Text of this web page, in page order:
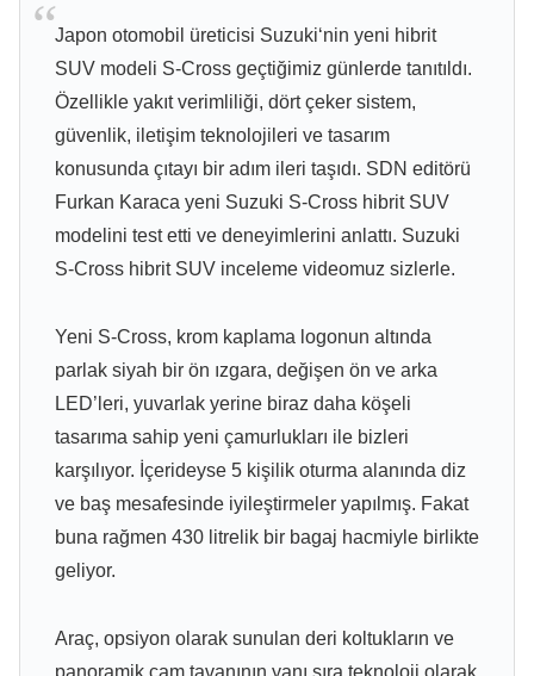
Japon otomobil üreticisi Suzuki‘nin yeni hibrit
SUV modeli S-Cross geçtiğimiz günlerde tanıtıldı.
Özellikle yakıt verimliliği, dört çeker sistem,
güvenlik, iletişim teknolojileri ve tasarım
konusunda çıtayı bir adım ileri taşıdı. SDN editörü
Furkan Karaca yeni Suzuki S-Cross hibrit SUV
modelini test etti ve deneyimlerini anlattı. Suzuki
S-Cross hibrit SUV inceleme videomuz sizlerle.
Yeni S-Cross, krom kaplama logonun altında
parlak siyah bir ön ızgara, değişen ön ve arka
LED’leri, yuvarlak yerine biraz daha köşeli
tasarıma sahip yeni çamurlukları ile bizleri
karşılıyor. İçerideyse 5 kişilik oturma alanında diz
ve baş mesafesinde iyileştirmeler yapılmış. Fakat
buna rağmen 430 litrelik bir bagaj hacmiyle birlikte
geliyor.
Araç, opsiyon olarak sunulan deri koltukların ve
panoramik cam tavanının yanı sıra teknoloji olarak